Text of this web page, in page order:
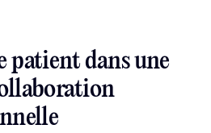
patient dans une